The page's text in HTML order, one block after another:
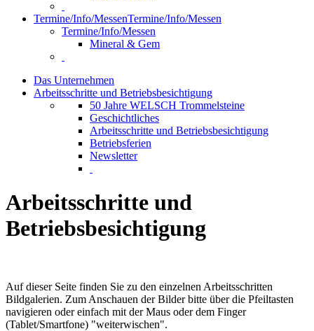
Termine/Info/MessenTermine/Info/Messen
Termine/Info/Messen
Mineral & Gem
Das Unternehmen
Arbeitsschritte und Betriebsbesichtigung
50 Jahre WELSCH Trommelsteine
Geschichtliches
Arbeitsschritte und Betriebsbesichtigung
Betriebsferien
Newsletter
Arbeitsschritte und
Betriebsbesichtigung
Auf dieser Seite finden Sie zu den einzelnen Arbeitsschritten
Bildgalerien. Zum Anschauen der Bilder bitte über die Pfeiltasten
navigieren oder einfach mit der Maus oder dem Finger
(Tablet/Smartfone) "weiterwischen".